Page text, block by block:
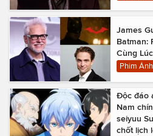
James
Batman:
Cùng Lúc
Phim Ảnh
Độc đáo
Nam
seiyuu
chốt lịch